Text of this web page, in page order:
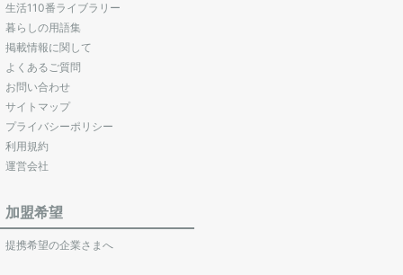
生活110番ライブラリー
暮らしの用語集
掲載情報に関して
よくあるご質問
お問い合わせ
サイトマップ
プライバシーポリシー
利用規約
運営会社
加盟希望
提携希望の企業さまへ